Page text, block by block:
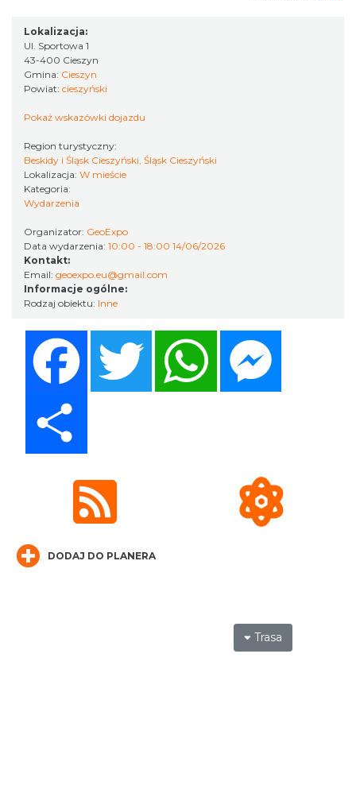
Cieszyn
3.81 km
Cieszyn
2026-08-23
3.81 km
2026-08-30
Lokalizacja:
Ul. Sportowa 1
43-400 Cieszyn
Gmina: Cieszyn
Powiat: cieszyński
Pokaż wskazówki dojazdu
Region turystyczny:
Beskidy i Śląsk Cieszyński, Śląsk Cieszyński
Lokalizacja: W mieście
Kategoria:
Wydarzenia
Organizator: GeoExpo
Data wydarzenia: 10:00 - 18:00 14/06/2026
Kontakt:
Email: geoexpo.eu@gmail.com
Informacje ogólne:
Rodzaj obiektu: Inne
Twitter
DODAJ DO PLANERA
Trasa